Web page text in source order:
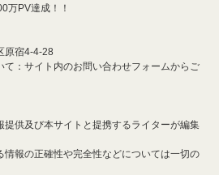
万PV達成！！
原宿4-4-28
て：サイト内のお問い合わせフォームからご
提供及び本サイトと提携するライターが編集
情報の正確性や完全性などについては一切の